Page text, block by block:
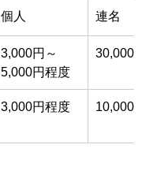
個人 連名
3,000円～
5,000円程度
30,000
3,000円程度 10,000